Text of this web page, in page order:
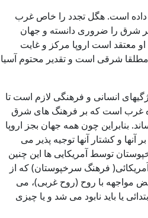
داده است. هگل تجدد را خاص غرب
شرق را ضروری دانسته و جهان
معتقد است اروپا مرکز و غایت
شرقی است و تقدیر محتوم آسیا
انسانی و فرهنگی لازم است تا
غرب است که بر فرهنگ های شرق
بنابراین چون همه جهان بجز اروپا
و کشتار آنها توجیه پذیر می
توسط آمریکایی ها این چنین
فرهنگ سرخپوستان) که از
مواجهه با روح (روح غربی)، می
یا باید نابود می شد و یا چیزی